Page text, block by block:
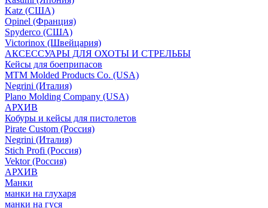
Katz (США)
Opinel (Франция)
Spyderco (США)
Victorinox (Швейцария)
АКСЕССУАРЫ ДЛЯ ОХОТЫ И СТРЕЛЬБЫ
Кейсы для боеприпасов
MTM Molded Products Co. (USA)
Negrini (Италия)
Plano Molding Company (USA)
АРХИВ
Кобуры и кейсы для пистолетов
Pirate Custom (Россия)
Negrini (Италия)
Stich Profi (Россия)
Vektor (Россия)
АРХИВ
Манки
манки на глухаря
манки на гуся